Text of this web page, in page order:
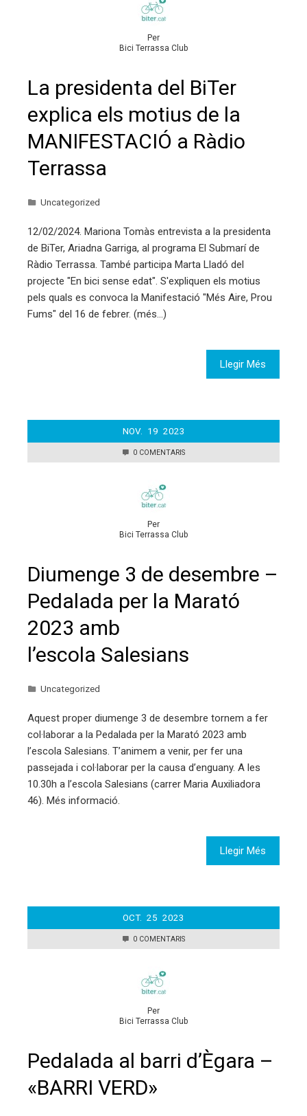
Per
Bici Terrassa Club
La presidenta del BiTer
explica els motius de la
MANIFESTACIÓ a Ràdio
Terrassa
Uncategorized
12/02/2024. Mariona Tomàs entrevista a la presidenta
de BiTer, Ariadna Garriga, al programa El Submarí de
Ràdio Terrassa. També participa Marta Lladó del
projecte "En bici sense edat". S'expliquen els motius
pels quals es convoca la Manifestació "Més Aire, Prou
Fums" del 16 de febrer. (més…)
Llegir Més
NOV. 19 2023
0 COMENTARIS
Per
Bici Terrassa Club
Diumenge 3 de desembre –
Pedalada per la Marató
2023 amb
l’escola Salesians
Uncategorized
Aquest proper diumenge 3 de desembre tornem a fer
col·laborar a la Pedalada per la Marató 2023 amb
l’escola Salesians. T’animem a venir, per fer una
passejada i col·laborar per la causa d’enguany. A les
10.30h a l’escola Salesians (carrer Maria Auxiliadora
46). Més informació.
Llegir Més
OCT. 25 2023
0 COMENTARIS
Per
Bici Terrassa Club
Pedalada al barri d’Ègara –
«BARRI VERD»